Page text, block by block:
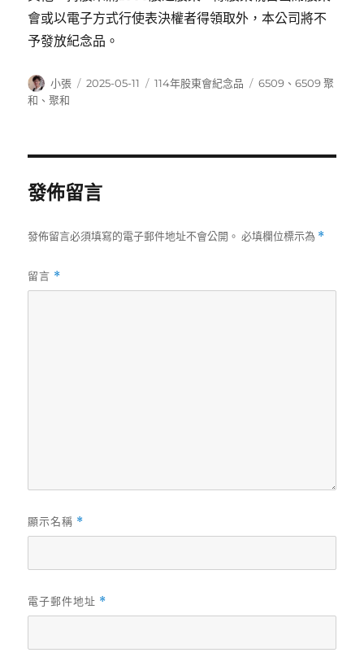
會或以電子方式行使表決權者得領取外，本公司將不
予發放紀念品。
作
者
小張
發
2025-05-11
分
114年股東會紀念品
標
6509 、6509 聚
和 、聚和
發佈留言
發佈留言必須填寫的電子郵件地址不會公開。 必填欄位標示為 *
留言 *
顯示名稱 *
電子郵件地址 *